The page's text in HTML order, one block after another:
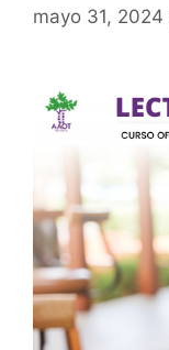
mayo 31, 2024